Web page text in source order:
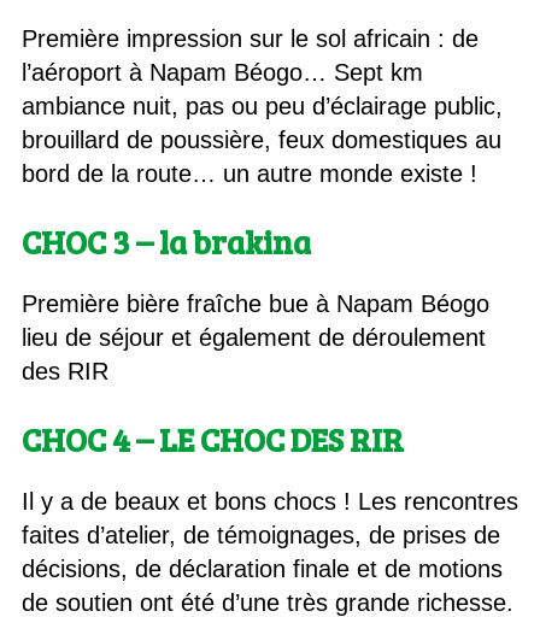
Première impression sur le sol africain : de
l’aéroport à Napam Béogo… Sept km
ambiance nuit, pas ou peu d’éclairage public,
brouillard de poussière, feux domestiques au
bord de la route… un autre monde existe !
CHOC 3 – la brakina
Première bière fraîche bue à Napam Béogo
lieu de séjour et également de déroulement
des RIR
CHOC 4 – LE CHOC DES RIR
Il y a de beaux et bons chocs ! Les rencontres
faites d’atelier, de témoignages, de prises de
décisions, de déclaration finale et de motions
de soutien ont été d’une très grande richesse.